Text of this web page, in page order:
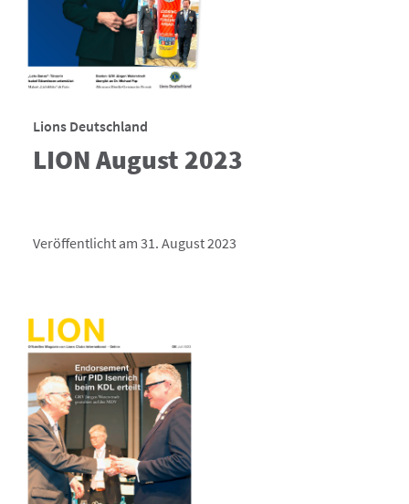
Lions Deutschland
LION August 2023
Veröffentlicht am 31. August 2023